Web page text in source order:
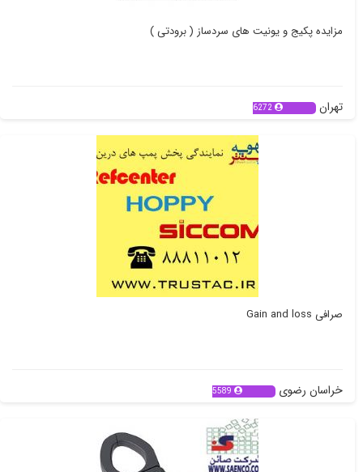
مزایده پکیج و یونیت های سردساز ( برودتی )
تهران 6272
صرافی Gain and loss
خراسان رضوی 5589